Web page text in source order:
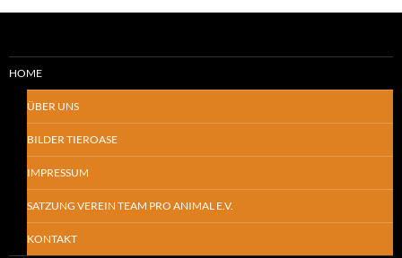
HOME
ÜBER UNS
BILDER TIEROASE
IMPRESSUM
SATZUNG VEREIN TEAM PRO ANIMAL E.V.
KONTAKT